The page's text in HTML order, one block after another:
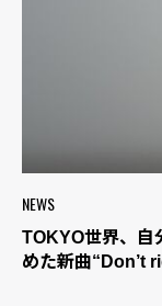
NEWS
TOKYO世界、自
めた新曲“Don’t